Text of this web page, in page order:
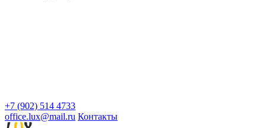
+7 (902) 514 4733
office.lux@mail.ru Контакты